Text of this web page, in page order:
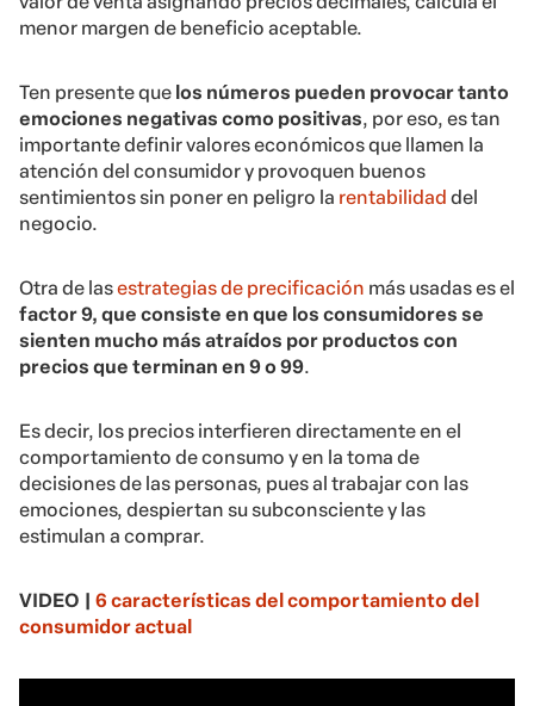
menor margen de beneficio aceptable.
Ten presente que los números pueden provocar tanto
emociones negativas como positivas, por eso, es tan
importante definir valores económicos que llamen la
atención del consumidor y provoquen buenos
sentimientos sin poner en peligro la rentabilidad del
negocio.
Otra de lasestrategias de precificación más usadas es el
factor 9, que consiste en que los consumidores se
sienten mucho más atraídos por productos con
precios que terminan en 9 o 99.
Es decir, los precios interfieren directamente en el
comportamiento de consumo y en la toma de
decisiones de las personas, pues al trabajar con las
emociones, despiertan su subconsciente y las
estimulan a comprar.
VIDEO | 6 características del comportamiento del
consumidor actual